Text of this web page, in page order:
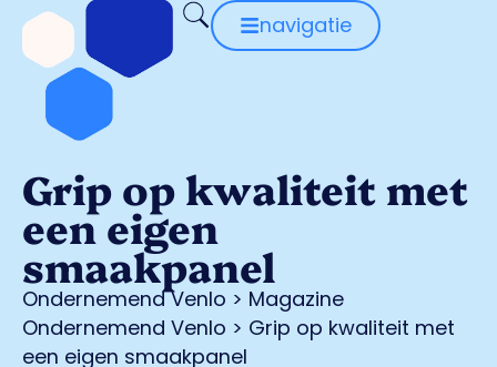
navigatie
Grip op kwaliteit met
een eigen
smaakpanel
Ondernemend Venlo > Magazine
Ondernemend Venlo > Grip op kwaliteit met
een eigen smaakpanel